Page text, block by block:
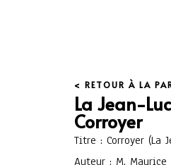
< RETOUR À LA
La Jean-Luc
Corroyer
Titre : Corroyer (La
Auteur : M. Maurice